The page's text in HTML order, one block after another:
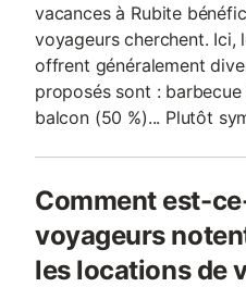
vacances à Rubite
voyageurs cherchent. Ici,
offrent généralement
proposés sont :
balcon (50 %)... Plutôt
Comment est-
voyageurs
les locations de